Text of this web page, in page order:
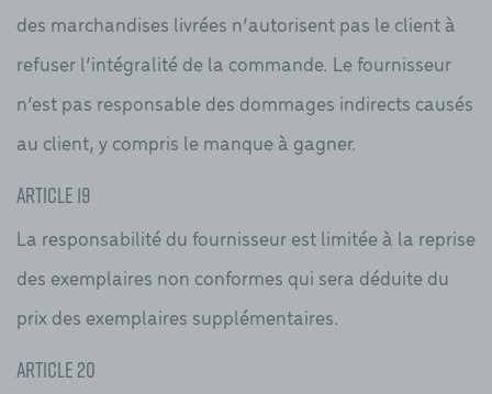
des marchandises livrées n’autorisent pas le client à
refuser l’intégralité de la commande. Le fournisseur
n’est pas responsable des dommages indirects causés
au client, y compris le manque à gagner.
Article 19
La responsabilité du fournisseur est limitée à la reprise
des exemplaires non conformes qui sera déduite du
prix des exemplaires supplémentaires.
Article 20